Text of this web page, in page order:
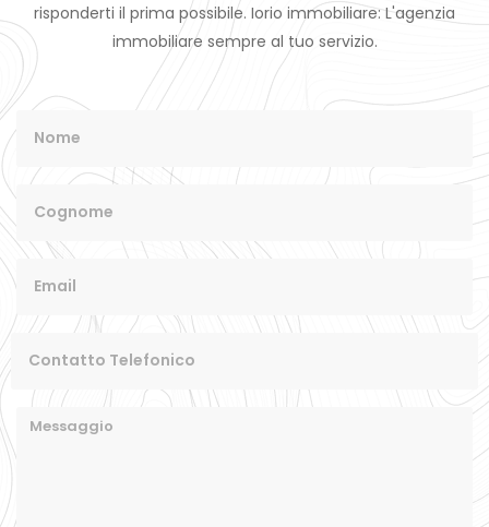
risponderti il prima possibile. Iorio immobiliare: L'agenzia
immobiliare sempre al tuo servizio.